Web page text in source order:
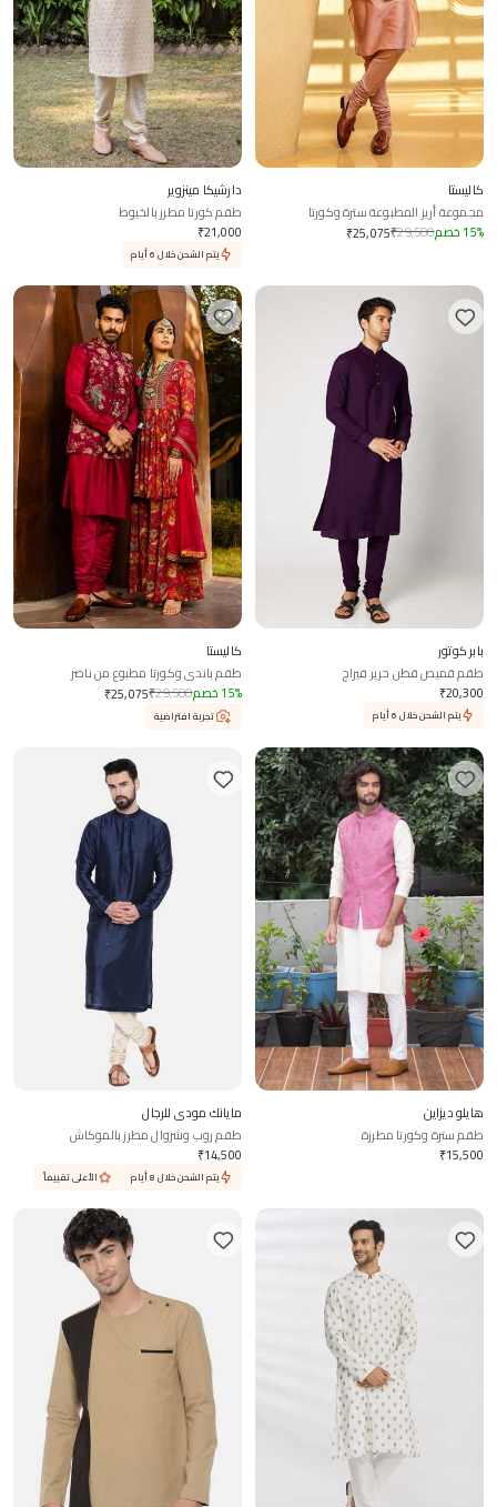
كاليستا
مجموعة أريز المطبوعة سترة وكورتا
₹25,075₹29,500 15% خصم
دارشيكا مينزوير
طقم كورتا مطرز بالخيوط
₹21,000
يتم الشحن خلال 6 أيام
بابر كوتور
طقم قميص قطن حرير فيراج
₹20,300
يتم الشحن خلال 6 أيام
كاليستا
طقم باندي وكورتا مطبوع من ناصر
₹25,075₹29,500 15% خصم
تجربة افتراضية
هايلو ديزاين
طقم سترة وكورتا مطرزة
₹15,500
مايانك مودي للرجال
طقم روب وشروال مطرز بالموكاش
₹14,500
يتم الشحن خلال 8 أيام الأعلى تقييماً